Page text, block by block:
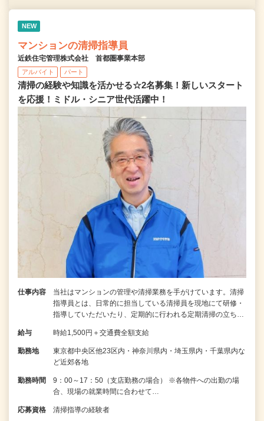
NEW
マンションの清掃指導員
近鉄住宅管理株式会社 首都圏事業本部
アルバイト パート
清掃の経験や知識を活かせる☆2名募集！新しいスタート
を応援！ミドル・シニア世代活躍中！
仕事内容
当社はマンションの管理や清掃業務を手がけています。清掃
指導員とは、日常的に担当している清掃員を現地にて研修・
指導していただいたり、定期的に行われる定期清掃の立ち…
給与 時給1,500円＋交通費全額支給
勤務地
東京都中央区他23区内・神奈川県内・埼玉県内・千葉県内な
ど近郊各地
勤務時間
9：00～17：50（支店勤務の場合） ※各物件への出勤の場
合、現場の就業時間に合わせて…
応募資格 清掃指導の経験者